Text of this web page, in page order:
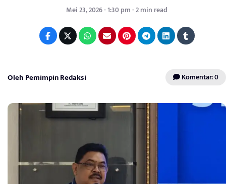
Mei 23, 2026 - 1:30 pm - 2 min read
Oleh Pemimpin Redaksi Komentar: 0